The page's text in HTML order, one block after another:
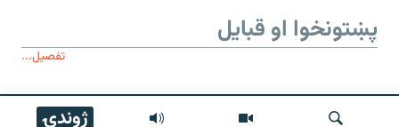
ژوندۍ
پښتونخوا او قبایل
تفصیل...
موږ وڅارئ